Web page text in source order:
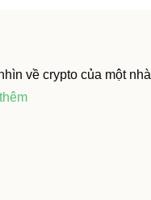
về crypto của một nhà